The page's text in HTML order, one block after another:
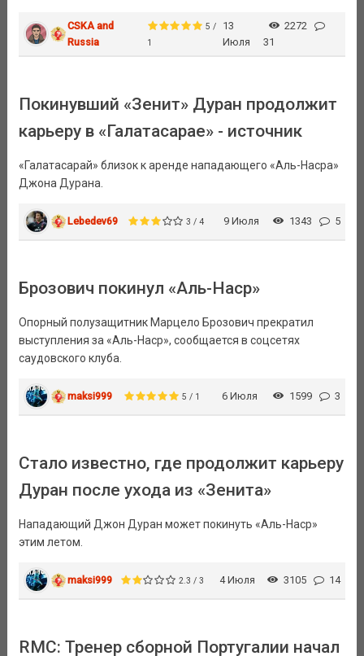
CSKA and
Russia
5 /
1
13
Июля
2272
31
Покинувший «Зенит» Дуран продолжит
карьеру в «Галатасарае» - источник
«Галатасарай» близок к аренде нападающего «Аль-Насра»
Джона Дурана.
Lebedev69 3 / 4 9 Июля 1343 5
Брозович покинул «Аль-Наср»
Опорный полузащитник Марцело Брозович прекратил
выступления за «Аль-Наср», сообщается в соцсетях
саудовского клуба.
maksi999 5 / 1 6 Июля 1599 3
Стало известно, где продолжит карьеру
Дуран после ухода из «Зенита»
Нападающий Джон Дуран может покинуть «Аль-Наср»
этим летом.
maksi999 2.3 / 3 4 Июля 3105 14
RMC: Тренер сборной Португалии начал